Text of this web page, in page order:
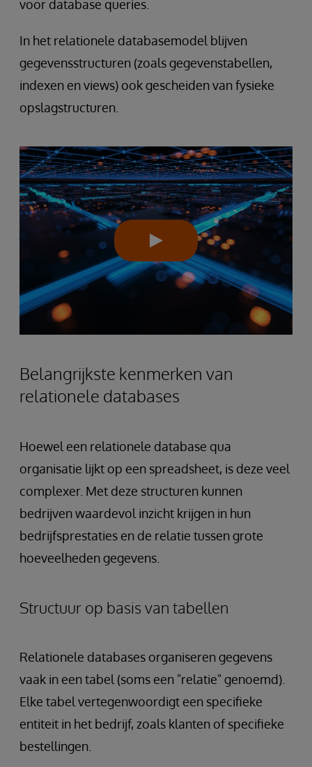
voor database queries.
In het relationele databasemodel blijven
gegevensstructuren (zoals gegevenstabellen,
indexen en views) ook gescheiden van fysieke
opslagstructuren.
Belangrijkste kenmerken van
relationele databases
Hoewel een relationele database qua
organisatie lijkt op een spreadsheet, is deze veel
complexer. Met deze structuren kunnen
bedrijven waardevol inzicht krijgen in hun
bedrijfsprestaties en de relatie tussen grote
hoeveelheden gegevens.
Structuur op basis van tabellen
Relationele databases organiseren gegevens
vaak in een tabel (soms een "relatie" genoemd).
Elke tabel vertegenwoordigt een specifieke
entiteit in het bedrijf, zoals klanten of specifieke
bestellingen.